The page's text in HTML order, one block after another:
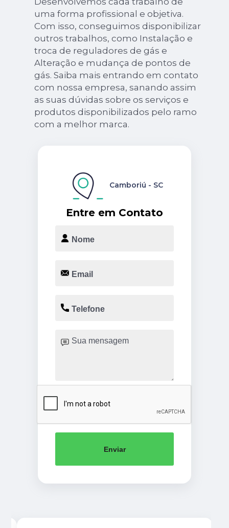
uma forma profissional e objetiva.
Com isso, conseguimos disponibilizar
outros trabalhos, como Instalação e
troca de reguladores de gás e
Alteração e mudança de pontos de
gás. Saiba mais entrando em contato
com nossa empresa, sanando assim
as suas dúvidas sobre os serviços e
produtos disponibilizados pelo ramo
com a melhor marca.
Entre em Contato
Camboriú - SC
Enviar